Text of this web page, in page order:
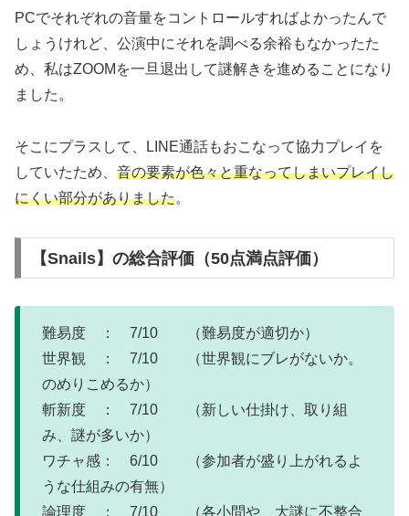
PCでそれぞれの音量をコントロールすればよかったんで
しょうけれど、公演中にそれを調べる余裕もなかったた
め、私はZOOMを一旦退出して謎解きを進めることになり
ました。
そこにプラスして、LINE通話もおこなって協力プレイを
していたため、 音の要素が色々と重なってしまいプレイし
にくい部分がありました。
【Snails】の総合評価（50点満点評価）
難易度 ： 7/10 （難易度が適切か）
世界観 ： 7/10 （世界観にブレがないか。
のめりこめるか）
斬新度 ： 7/10 （新しい仕掛け、取り組
み、謎が多いか）
ワチャ感： 6/10 （参加者が盛り上がれるよ
うな仕組みの有無）
論理度 ： 7/10 （各小問や、大謎に不整合